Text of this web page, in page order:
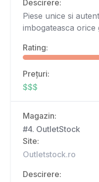
Descirere:
Piese unice si
imbogateasca orice
Rating:
Prețuri:
$$$
Magazin:
#4. OutletStock
Site:
Outletstock.ro
Descirere: